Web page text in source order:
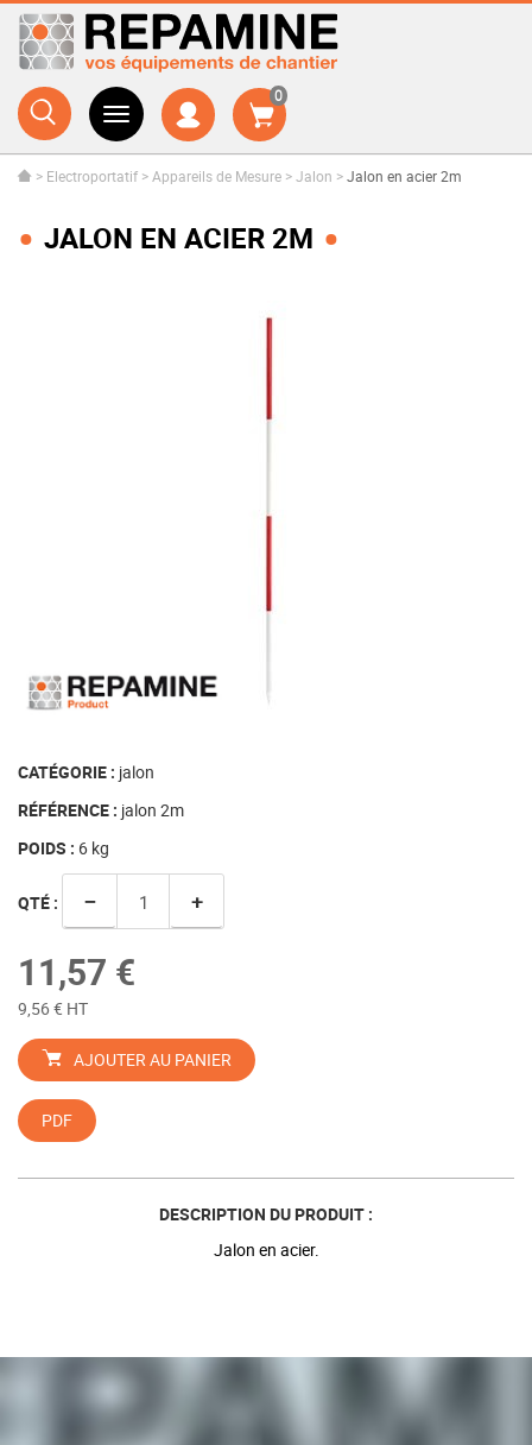
0
> Electroportatif > Appareils de Mesure >Jalon >Jalon en acier 2m
JALON EN ACIER 2M
CATÉGORIE : jalon
RÉFÉRENCE : jalon 2m
POIDS : 6 kg
QTÉ : − +
11,57 €
9,56 € HT
AJOUTER AU PANIER
PDF
DESCRIPTION DU PRODUIT :
Jalon en acier.